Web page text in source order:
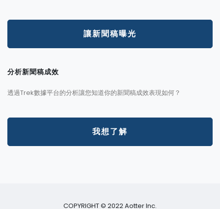
讓新聞稿曝光
分析新聞稿成效
透過Trek數據平台的分析讓您知道你的新聞稿成效表現如何？
我想了解
COPYRIGHT © 2022 Aotter Inc.